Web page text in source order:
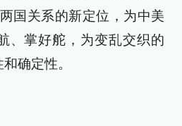
国关系的新定位，为中美
、掌好舵，为变乱交织的
确定性。